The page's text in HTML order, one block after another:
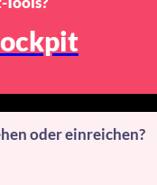
oder einreichen?